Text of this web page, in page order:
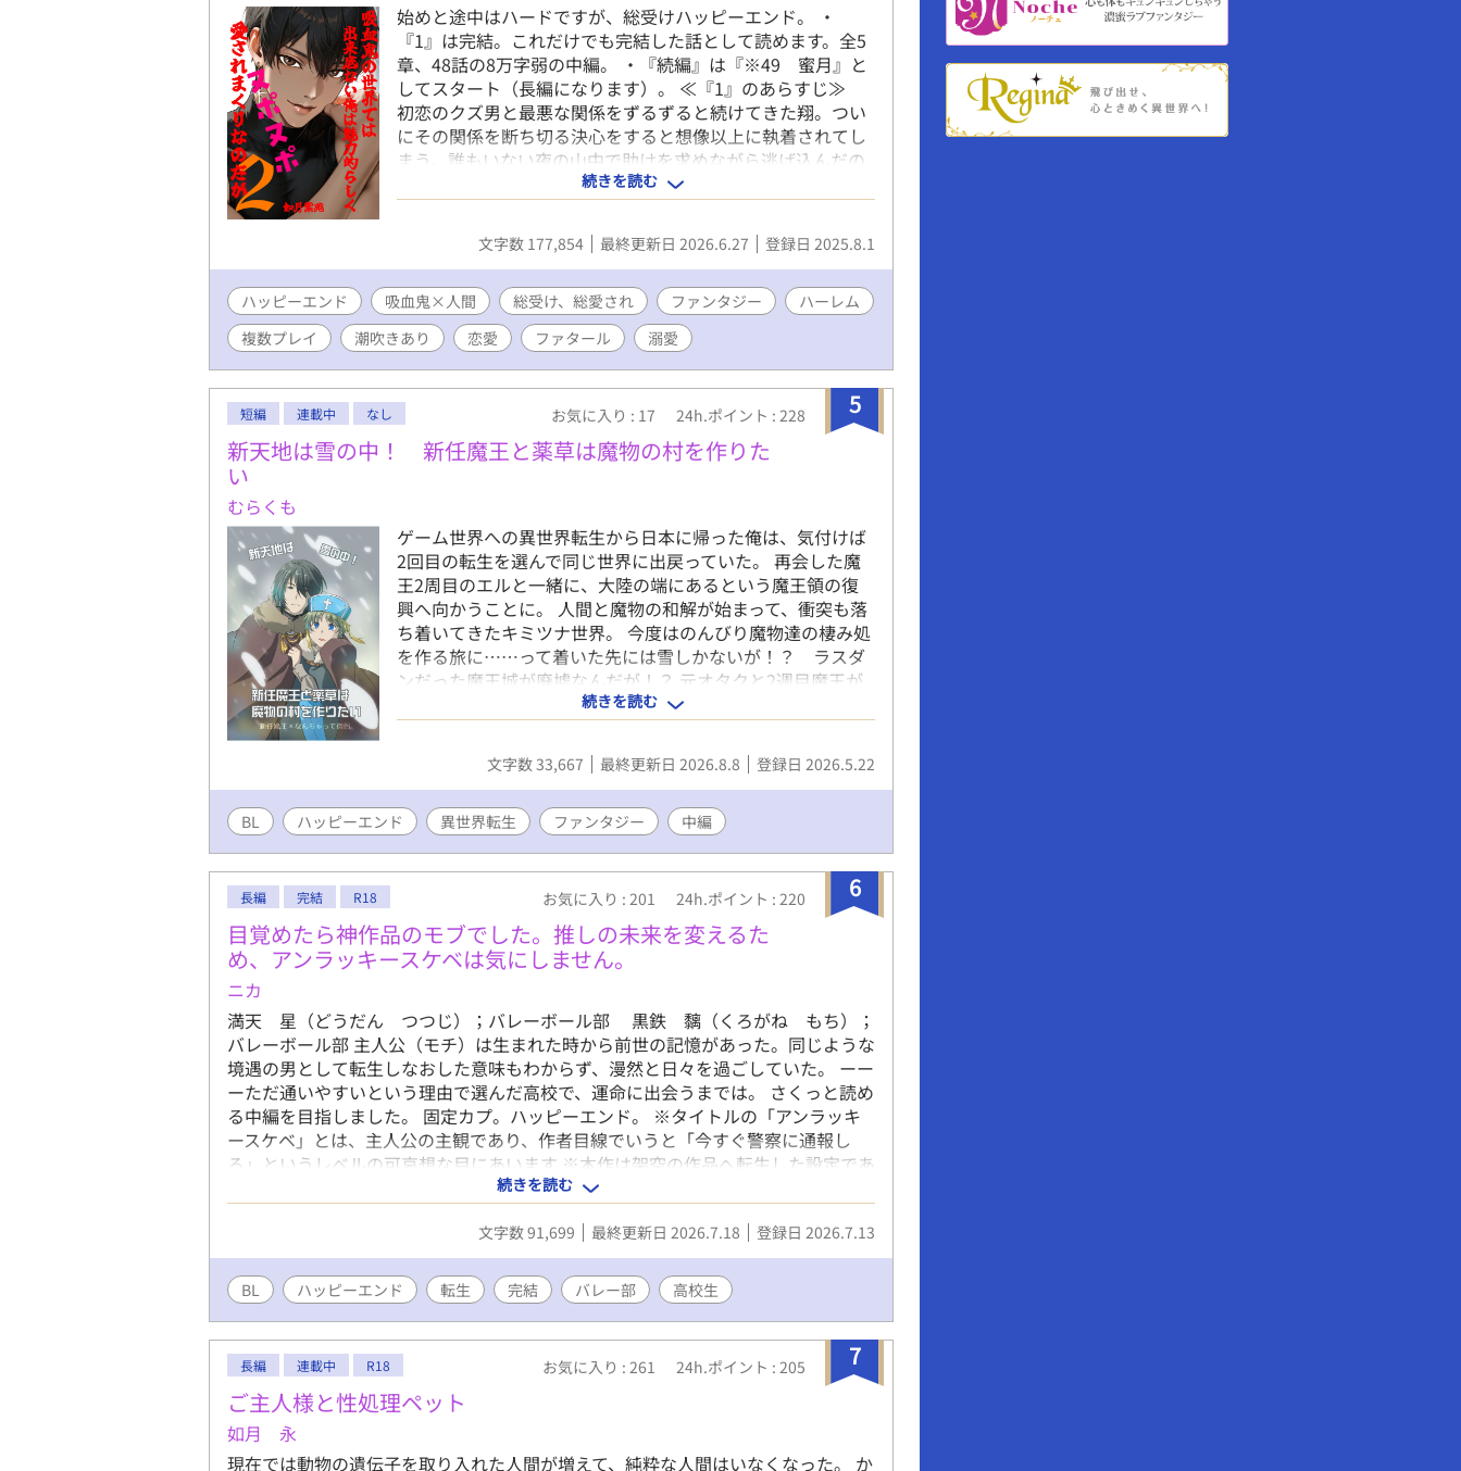
始めと途中はハードですが、総受けハッピーエンド。 ・
『1』は完結。これだけでも完結した話として読めます。全5
章、48話の8万字弱の中編。 ・『続編』は『※49 蜜月』と
してスタート（長編になります）。 ≪『1』のあらすじ≫
初恋のクズ男と最悪な関係をずるずると続けてきた翔。つい
にその関係を断ち切る決心をすると想像以上に執着されてし
まう。誰もいない夜の山中で助けを求めながら逃げ込んだの
はすべてを飲み込むような光。 そして無。 こうして彼は
吸血鬼の世界へと転生された。 ユエンとして新たな生活を
始める翔。出会う吸血鬼達は全員彼に優しく、快楽を体に教
え込んでいく。冷静で優しく頼れるアラカイ、凛々しい軍人
エロく、格好良い。 何故か出会う人全員に物凄くモテるユ
エンはヌポヌポされまくり。 そうしたら最悪な事態が発覚
して……。 ≪『2』の前半部分のあらすじ≫ 付き合いだし
て一ヶ月。こんなに幸せを感じた日々は今までない。 そし
て待ちに待った俺の貢献出来る唯一の行為、献血。……っ
て、なんで俺の手足を縛るんだ？ 王からの文で『古代種に
ついての助けを乞う』ときた。皆で仲良くお城へ旅行するつ
もりだったのが、誰かに薬を盛られたり見知らぬ男に夢で襲
に関する秘密も重なってしまう。 もう、本当に、色々ヤバ
イだろ、これ……。 ※はR18
https://kisaragishion.fanbox.cc/ 如月紫苑のFanboxです。是
非無料登録をどうぞ。新作や書籍化情報の等の近況やリアル
タイムでの作品についてよく呟いています。
続きを読む
文字数 177,854 最終更新日 2026.6.27 登録日 2025.8.1
ハッピーエンド 吸血鬼×人間 総受け、総愛され ファンタジー
ハーレム
複数プレイ
潮吹きあり 恋愛 ファタール 溺愛
5
短編 連載中 なし お気に入り : 17 24h.ポイント : 228
新天地は雪の中！ 新任魔王と薬草は魔物の村を作りた
い
むらくも
ゲーム世界への異世界転生から日本に帰った俺は、気付けば
2回目の転生を選んで同じ世界に出戻っていた。 再会した魔
王2周目のエルと一緒に、大陸の端にあるという魔王領の復
興へ向かうことに。 人間と魔物の和解が始まって、衝突も落
ち着いてきたキミツナ世界。 今度はのんびり魔物達の棲み処
を作る旅に……って着いた先には雪しかないが！？ ラスダ
ンだった魔王城が廃墟なんだが！？ 元オタクと2週目魔王が
引き連れるのは、魔物に勇者、聖女、現地の兵士達。 襲い来
る黒い魔物を退け、荒れ果てた魔王城を拠点として再整備せ
よ。 そんな感じで今度は街づくりシミュレーションっぽい。
……いや、キミツナってＲＰＧでは？ 元を辿れば乙女ゲー
者二人と愉快な仲間達の珍道中ファンタジー（ＢＬ） ※戦闘
描写に少々流血表現が入ります。 ※BL要素はほんのりです。
続きを読む
文字数 33,667 最終更新日 2026.8.8 登録日 2026.5.22
BL ハッピーエンド 異世界転生 ファンタジー 中編
6
長編 完結 R18 お気に入り : 201 24h.ポイント : 220
目覚めたら神作品のモブでした。推しの未来を変えるた
め、アンラッキースケベは気にしません。
ニカ
満天 星（どうだん つつじ）；バレーボール部 黒鉄 黐（くろがね もち）；
バレーボール部 主人公（モチ）は生まれた時から前世の記憶があった。同じような
境遇の男として転生しなおした意味もわからず、漫然と日々を過ごしていた。 ーー
ーただ通いやすいという理由で選んだ高校で、運命に出会うまでは。 さくっと読め
る中編を目指しました。 固定カプ。ハッピーエンド。 ※タイトルの「アンラッキ
ースケベ」とは、主人公の主観であり、作者目線でいうと「今すぐ警察に通報し
ろ」というレベルの可哀想な目にあいます ※本作は架空の作品へ転生した設定であ
り、既存のいかなる作品とも関係がございません ※R18シーンは予告なく入ります
続きを読む
文字数 91,699 最終更新日 2026.7.18 登録日 2026.7.13
BL ハッピーエンド 転生 完結 バレー部 高校生
7
長編 連載中 R18 お気に入り : 261 24h.ポイント : 205
ご主人様と性処理ペット
如月 永
現在では動物の遺伝子を取り入れた人間が増えて、純粋な人間はいなくなった。 か